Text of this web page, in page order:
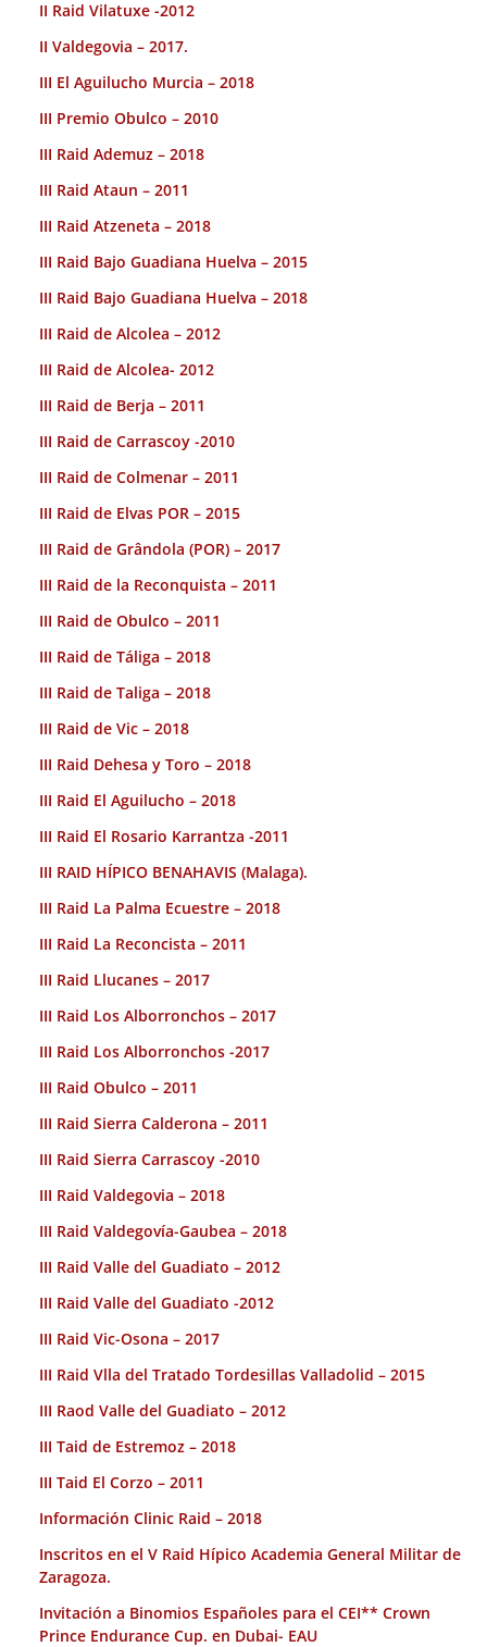
II Raid Vilatuxe -2012
II Valdegovia – 2017.
III El Aguilucho Murcia – 2018
III Premio Obulco – 2010
III Raid Ademuz – 2018
III Raid Ataun – 2011
III Raid Atzeneta – 2018
III Raid Bajo Guadiana Huelva – 2015
III Raid Bajo Guadiana Huelva – 2018
III Raid de Alcolea – 2012
III Raid de Alcolea- 2012
III Raid de Berja – 2011
III Raid de Carrascoy -2010
III Raid de Colmenar – 2011
III Raid de Elvas POR – 2015
III Raid de Grândola (POR) – 2017
III Raid de la Reconquista – 2011
III Raid de Obulco – 2011
III Raid de Táliga – 2018
III Raid de Taliga – 2018
III Raid de Vic – 2018
III Raid Dehesa y Toro – 2018
III Raid El Aguilucho – 2018
III Raid El Rosario Karrantza -2011
III RAID HÍPICO BENAHAVIS (Malaga).
III Raid La Palma Ecuestre – 2018
III Raid La Reconcista – 2011
III Raid Llucanes – 2017
III Raid Los Alborronchos – 2017
III Raid Los Alborronchos -2017
III Raid Obulco – 2011
III Raid Sierra Calderona – 2011
III Raid Sierra Carrascoy -2010
III Raid Valdegovia – 2018
III Raid Valdegovía-Gaubea – 2018
III Raid Valle del Guadiato – 2012
III Raid Valle del Guadiato -2012
III Raid Vic-Osona – 2017
III Raid Vlla del Tratado Tordesillas Valladolid – 2015
III Raod Valle del Guadiato – 2012
III Taid de Estremoz – 2018
III Taid El Corzo – 2011
Información Clinic Raid – 2018
Inscritos en el V Raid Hípico Academia General Militar de
Zaragoza.
Invitación a Binomios Españoles para el CEI** Crown
Prince Endurance Cup. en Dubai- EAU